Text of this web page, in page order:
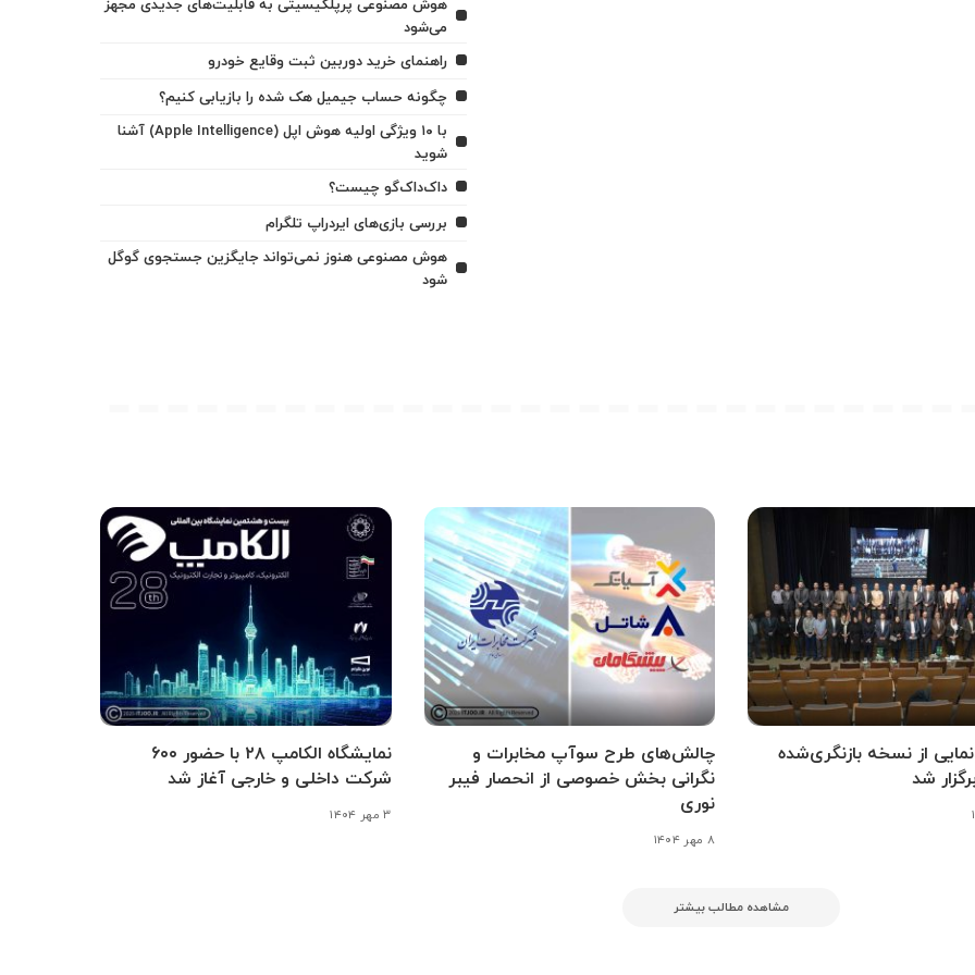
هوش مصنوعی پرپلکیسیتی به قابلیت‌های جدیدی مجهز
می‌شود
راهنمای خرید دوربین ثبت وقایع خودرو
چگونه حساب جیمیل هک شده را بازیابی کنیم؟
با ۱۰ ویژگی اولیه هوش اپل (Apple Intelligence) آشنا
شوید
داک‌داک‌گو چیست؟
بررسی بازی‌های ایردراپ تلگرام
هوش مصنوعی هنوز نمی‌تواند جایگزین جستجوی گوگل
شود
از نسخه بازنگری‌شده
شد
چالش‌های طرح سوآپ مخابرات و
نگرانی بخش خصوصی از انحصار فیبر
نوری
۸ مهر ۱۴۰۴
نمایشگاه الکامپ ۲۸ با حضور ۶۰۰
شرکت داخلی و خارجی آغاز شد
۳ مهر ۱۴۰۴
مشاهده مطالب بیشتر